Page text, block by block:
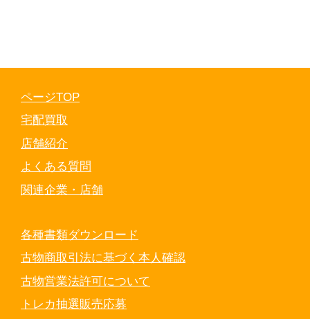
ページTOP
宅配買取
店舗紹介
よくある質問
関連企業・店舗
各種書類ダウンロード
古物商取引法に基づく本人確認
古物営業法許可について
トレカ抽選販売応募